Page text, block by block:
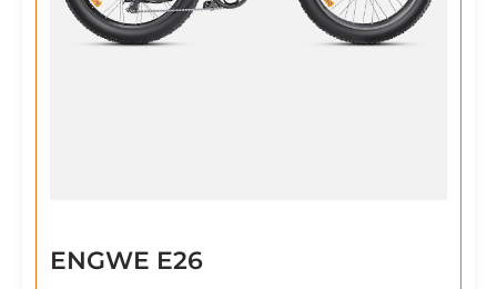
ENGWE E26